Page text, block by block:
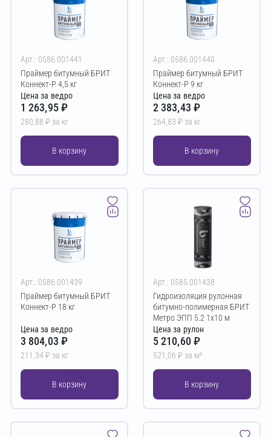
Арт.: 0586.001441
Праймер битумный БРИТ
Коннект-Р 4,5 кг
Цена за ведро
1 263,95 ₽
280,88 ₽ за кг
В корзину
Арт.: 0586.001440
Праймер битумный БРИТ
Коннект-Р 9 кг
Цена за ведро
2 383,43 ₽
264,83 ₽ за кг
В корзину
Арт.: 0586.001439
Праймер битумный БРИТ
Коннект-Р 18 кг
Цена за ведро
3 804,03 ₽
211,34 ₽ за кг
В корзину
Арт.: 0585.001438
Гидроизоляция рулонная
битумно-полимерная БРИТ
Метро ЭПП 5.2 1х10 м
Цена за рулон
5 210,60 ₽
521,06 ₽ за м²
В корзину